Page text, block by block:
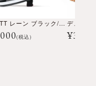
BULLITT レーン ブラック/ホワイト
(税込)
デューン
¥